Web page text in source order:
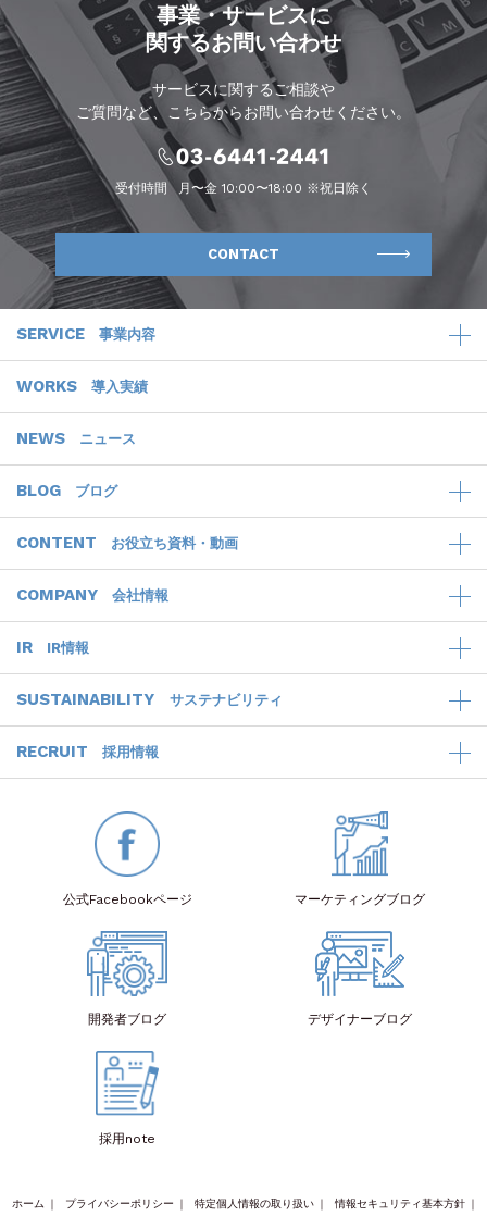
事業・サービスに
関するお問い合わせ
サービスに関するご相談や
ご質問など、こちらからお問い合わせください。
受付時間 月〜金 10:00〜18:00 ※祝日除く
CONTACT
SERVICE 事業内容
WORKS 導入実績
NEWS ニュース
BLOG ブログ
CONTENT お役立ち資料・動画
COMPANY 会社情報
IR IR情報
SUSTAINABILITY サステナビリティ
RECRUIT 採用情報
公式Facebookページ マーケティングブログ
開発者ブログ デザイナーブログ
採用note
ホーム ｜ プライバシーポリシー ｜ 特定個人情報の取り扱い ｜ 情報セキュリティ基本方針 ｜